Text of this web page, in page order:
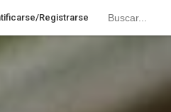
Registrarse